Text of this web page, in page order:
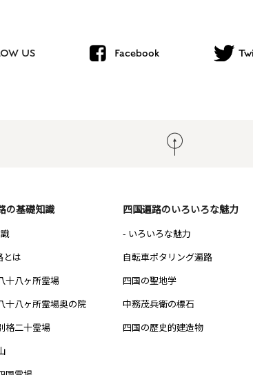
US Facebook
の基礎知識
とは
十八ヶ所霊場
十八ヶ所霊場奥の院
格二十霊場
四国遍路のいろいろな魅力
- いろいろな魅力
自転車ポタリング遍路
四国の聖地学
中務茂兵衛の標石
四国の歴史的建造物